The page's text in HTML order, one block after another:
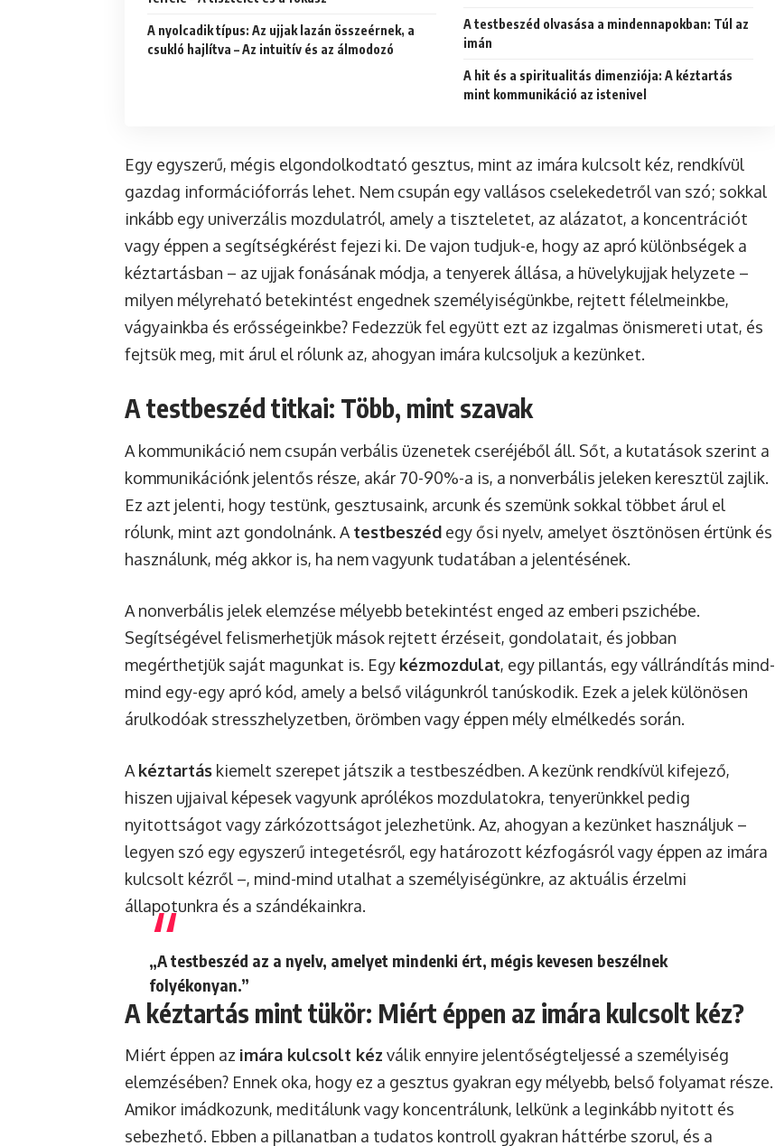
A nyolcadik típus: Az ujjak lazán összeérnek, a
csukló hajlítva – Az intuitív és az álmodozó
A testbeszéd olvasása a mindennapokban: Túl az
imán
A hit és a spiritualitás dimenziója: A kéztartás
mint kommunikáció az istenivel
Egy egyszerű, mégis elgondolkodtató gesztus, mint az imára kulcsolt kéz, rendkívül
gazdag információforrás lehet. Nem csupán egy vallásos cselekedetről van szó; sokkal
inkább egy univerzális mozdulatról, amely a tiszteletet, az alázatot, a koncentrációt
vagy éppen a segítségkérést fejezi ki. De vajon tudjuk-e, hogy az apró különbségek a
kéztartásban – az ujjak fonásának módja, a tenyerek állása, a hüvelykujjak helyzete –
milyen mélyreható betekintést engednek személyiségünkbe, rejtett félelmeinkbe,
vágyainkba és erősségeinkbe? Fedezzük fel együtt ezt az izgalmas önismereti utat, és
fejtsük meg, mit árul el rólunk az, ahogyan imára kulcsoljuk a kezünket.
A testbeszéd titkai: Több, mint szavak
A kommunikáció nem csupán verbális üzenetek cseréjéből áll. Sőt, a kutatások szerint a
kommunikációnk jelentős része, akár 70-90%-a is, a nonverbális jeleken keresztül zajlik.
Ez azt jelenti, hogy testünk, gesztusaink, arcunk és szemünk sokkal többet árul el
rólunk, mint azt gondolnánk. A testbeszéd egy ősi nyelv, amelyet ösztönösen értünk és
használunk, még akkor is, ha nem vagyunk tudatában a jelentésének.
A nonverbális jelek elemzése mélyebb betekintést enged az emberi pszichébe.
Segítségével felismerhetjük mások rejtett érzéseit, gondolatait, és jobban
megérthetjük saját magunkat is. Egy kézmozdulat, egy pillantás, egy vállrándítás mind-
mind egy-egy apró kód, amely a belső világunkról tanúskodik. Ezek a jelek különösen
árulkodóak stresszhelyzetben, örömben vagy éppen mély elmélkedés során.
A kéztartás kiemelt szerepet játszik a testbeszédben. A kezünk rendkívül kifejező,
hiszen ujjaival képesek vagyunk aprólékos mozdulatokra, tenyerünkkel pedig
nyitottságot vagy zárkózottságot jelezhetünk. Az, ahogyan a kezünket használjuk –
legyen szó egy egyszerű integetésről, egy határozott kézfogásról vagy éppen az imára
kulcsolt kézről –, mind-mind utalhat a személyiségünkre, az aktuális érzelmi
állapotunkra és a szándékainkra.
„A testbeszéd az a nyelv, amelyet mindenki ért, mégis kevesen beszélnek
folyékonyan.”
A kéztartás mint tükör: Miért éppen az imára kulcsolt kéz?
Miért éppen az imára kulcsolt kéz válik ennyire jelentőségteljessé a személyiség
elemzésében? Ennek oka, hogy ez a gesztus gyakran egy mélyebb, belső folyamat része.
Amikor imádkozunk, meditálunk vagy koncentrálunk, lelkünk a leginkább nyitott és
sebezhető. Ebben a pillanatban a tudatos kontroll gyakran háttérbe szorul, és a